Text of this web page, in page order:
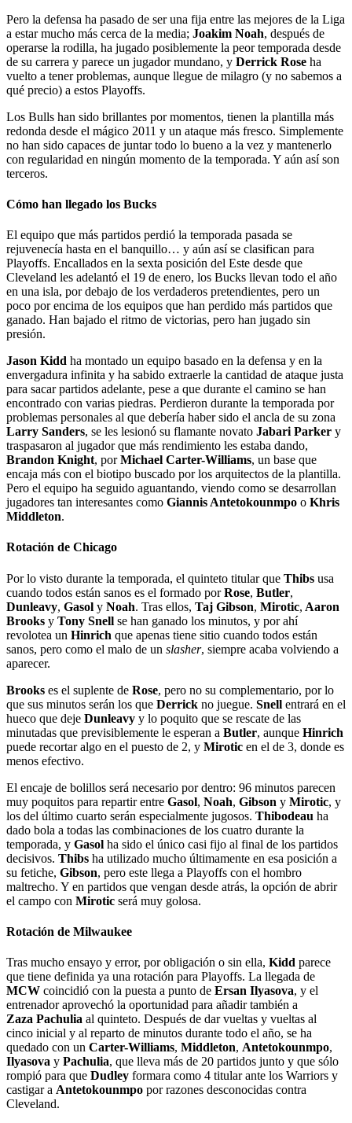
Pero la defensa ha pasado de ser una fija entre las mejores de la Liga
a estar mucho más cerca de la media; Joakim Noah, después de
operarse la rodilla, ha jugado posiblemente la peor temporada desde
de su carrera y parece un jugador mundano, y Derrick Rose ha
vuelto a tener problemas, aunque llegue de milagro (y no sabemos a
qué precio) a estos Playoffs.
Los Bulls han sido brillantes por momentos, tienen la plantilla más
redonda desde el mágico 2011 y un ataque más fresco. Simplemente
no han sido capaces de juntar todo lo bueno a la vez y mantenerlo
con regularidad en ningún momento de la temporada. Y aún así son
terceros.
Cómo han llegado los Bucks
El equipo que más partidos perdió la temporada pasada se
rejuvenecía hasta en el banquillo… y aún así se clasifican para
Playoffs. Encallados en la sexta posición del Este desde que
Cleveland les adelantó el 19 de enero, los Bucks llevan todo el año
en una isla, por debajo de los verdaderos pretendientes, pero un
poco por encima de los equipos que han perdido más partidos que
ganado. Han bajado el ritmo de victorias, pero han jugado sin
presión.
Jason Kidd ha montado un equipo basado en la defensa y en la
envergadura infinita y ha sabido extraerle la cantidad de ataque justa
para sacar partidos adelante, pese a que durante el camino se han
encontrado con varias piedras. Perdieron durante la temporada por
problemas personales al que debería haber sido el ancla de su zona
Larry Sanders, se les lesionó su flamante novato Jabari Parker y
traspasaron al jugador que más rendimiento les estaba dando,
Brandon Knight, porMichael Carter-Williams, un base que
encaja más con el biotipo buscado por los arquitectos de la plantilla.
Pero el equipo ha seguido aguantando, viendo como se desarrollan
jugadores tan interesantes como Giannis Antetokounmpo o Khris
Middleton.
Rotación de Chicago
Por lo visto durante la temporada, el quinteto titular que Thibs usa
cuando todos están sanos es el formado porRose, Butler,
Dunleavy, Gasol y Noah. Tras ellos, Taj Gibson, Mirotic, Aaron
Brooks y Tony Snell se han ganado los minutos, y por ahí
revolotea un Hinrich que apenas tiene sitio cuando todos están
sanos, pero como el malo de un slasher, siempre acaba volviendo a
aparecer.
Brooks es el suplente de Rose, pero no su complementario, por lo
que sus minutos serán los que Derrick no juegue. Snell entrará en el
hueco que deje Dunleavy y lo poquito que se rescate de las
minutadas que previsiblemente le esperan a Butler, aunque Hinrich
puede recortar algo en el puesto de 2, y Mirotic en el de 3, donde es
menos efectivo.
El encaje de bolillos será necesario por dentro: 96 minutos parecen
muy poquitos para repartir entre Gasol, Noah, Gibson y Mirotic, y
los del último cuarto serán especialmente jugosos. Thibodeau ha
dado bola a todas las combinaciones de los cuatro durante la
temporada, y Gasol ha sido el único casi fijo al final de los partidos
decisivos. Thibs ha utilizado mucho últimamente en esa posición a
su fetiche, Gibson, pero este llega a Playoffs con el hombro
maltrecho. Y en partidos que vengan desde atrás, la opción de abrir
el campo con Mirotic será muy golosa.
Rotación de Milwaukee
Tras mucho ensayo y error, por obligación o sin ella, Kidd parece
que tiene definida ya una rotación para Playoffs. La llegada de
MCW coincidió con la puesta a punto de Ersan Ilyasova, y el
entrenador aprovechó la oportunidad para añadir también a
Zaza Pachulia al quinteto. Después de dar vueltas y vueltas al
cinco inicial y al reparto de minutos durante todo el año, se ha
quedado con un Carter-Williams, Middleton, Antetokounmpo,
Ilyasova y Pachulia, que lleva más de 20 partidos junto y que sólo
rompió para que Dudley formara como 4 titular ante los Warriors y
castigar a Antetokounmpo por razones desconocidas contra
Cleveland.